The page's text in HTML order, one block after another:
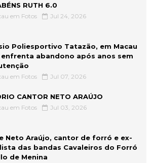
RUTH 6.0
em Fotos Jul 24, 2026
Poliesportivo Tatazão, em Macau
enfrenta abandono após anos sem
em Fotos Jul 07, 2026
CANTOR NETO ARAÚJO
em Fotos Jul 03, 2026
Neto Araújo, cantor de forró e ex-
das bandas Cavaleiros do Forró
de Menina